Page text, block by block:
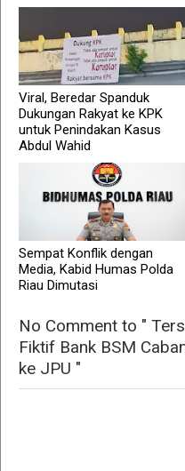
Viral, Beredar Spanduk
Dukungan Rakyat ke KPK
untuk Penindakan Kasus
Abdul Wahid
Sempat Konflik dengan
Media, Kabid Humas Polda
Riau Dimutasi
No Comment to "
Fiktif Bank BSM
ke JPU "